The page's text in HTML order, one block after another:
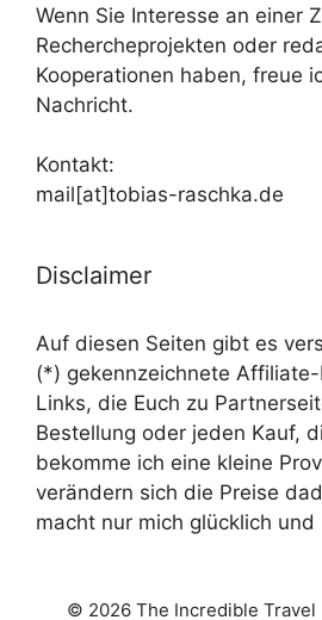
Wenn Sie Interesse an einer
Rechercheprojekten oder
Kooperationen haben, freue
Nachricht.
Kontakt:
mail[at]tobias-raschka.de
Disclaimer
Auf diesen Seiten gibt es
(*) gekennzeichnete
Links, die Euch zu
Bestellung oder jeden Kauf,
bekomme ich eine kleine
verändern sich die Preise
macht nur mich glücklich und
© 2026 The Incredible Travel